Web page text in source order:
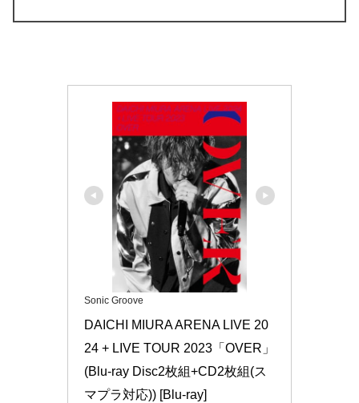
Sonic Groove
DAICHI MIURA ARENA LIVE 20
24 + LIVE TOUR 2023「OVER」
(Blu-ray Disc2枚組+CD2枚組(ス
マプラ対応)) [Blu-ray]